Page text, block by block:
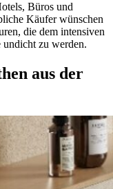
Büros und
Käufer wünschen
die dem intensiven
undicht zu werden.
aus der